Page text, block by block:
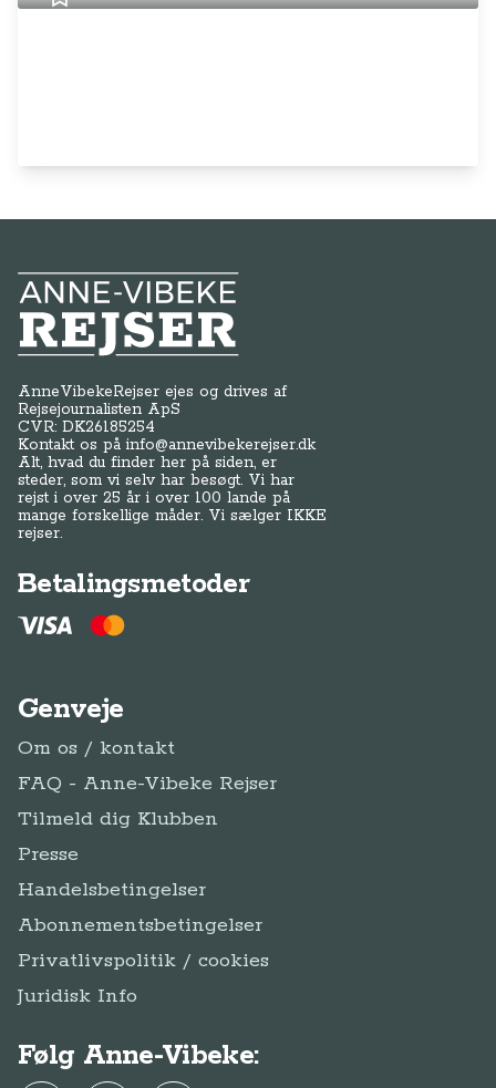
Anne-Vibeke Rejser
AnneVibekeRejser ejes og drives af
Rejsejournalisten ApS
CVR: DK26185254
Kontakt os påinfo@annevibekerejser.dk
Alt, hvad du finder her på siden, er
steder, som vi selv har besøgt. Vi har
rejst i over 25 år i over 100 lande på
mange forskellige måder. Vi sælger IKKE
rejser.
Betalingsmetoder
Genveje
Om os / kontakt
FAQ - Anne-Vibeke Rejser
Tilmeld dig Klubben
Presse
Handelsbetingelser
Abonnementsbetingelser
Privatlivspolitik / cookies
Juridisk Info
Følg Anne-Vibeke: